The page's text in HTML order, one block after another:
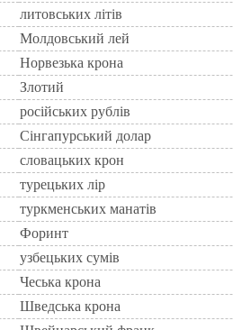
литовських літів
Молдовський лей
Норвезька крона
Злотий
росiйських рублiв
Сінгапурський долар
словацьких крон
турецьких лір
туркменських манатів
Форинт
узбецьких сумів
Чеська крона
Шведська крона